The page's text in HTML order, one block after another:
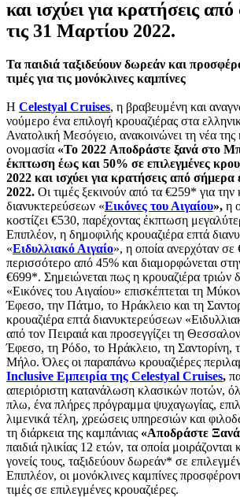
και ισχύει για κρατήσεις
τις 31 Μαρτίου 2022.
Τα παιδιά ταξιδεύουν δωρεάν και
τιμές για τις μονόκλινες καμπίνες
Η Celestyal Cruises, η βραβευμένη και
νούμερο ένα επιλογή κρουαζιέρας στα
Ανατολική Μεσόγειο, ανακοινώνει τη νέα της
ονομασία «To 2022 Αποδράστε ξανά στο
έκπτωση έως και 50% σε επιλεγμένες
2022 και ισχύει για κρατήσεις από
2022. Οι τιμές ξεκινούν από τα €259* για την
διανυκτερεύσεων «Εικόνες του Αιγαίου», η
κοστίζει €530, παρέχοντας έκπτωση
Επιπλέον, η δημοφιλής κρουαζιέρα επτά
«Ειδυλλιακό Αιγαίο», η οποία ανερχόταν σε
περισσότερο από 45% και διαμορφώνεται
€699*. Σημειώνεται πως η κρουαζιέρα τριών
«Εικόνες του Αιγαίου» επισκέπτεται τη
Έφεσο, την Πάτμο, το Ηράκλειο και τη
κρουαζιέρα επτά διανυκτερεύσεων
από τον Πειραιά και προσεγγίζει τη
Έφεσο, τη Ρόδο, το Ηράκλειο, τη Σαντορίνη,
Μήλο. Όλες οι παραπάνω κρουαζιέρες
Inclusive Εμπειρία της Celestyal Cruises,
απεριόριστη κατανάλωση κλασικών ποτών,
πλω, ένα πλήρες πρόγραμμα ψυχαγωγίας,
λιμενικά τέλη, χρεώσεις υπηρεσιών και
τη διάρκεια της καμπάνιας «Αποδράστε
παιδιά ηλικίας 12 ετών, τα οποία μοιράζονται
γονείς τους, ταξιδεύουν δωρεάν* σε
Επιπλέον, οι μονόκλινες καμπίνες
τιμές σε επιλεγμένες κρουαζιέρες.